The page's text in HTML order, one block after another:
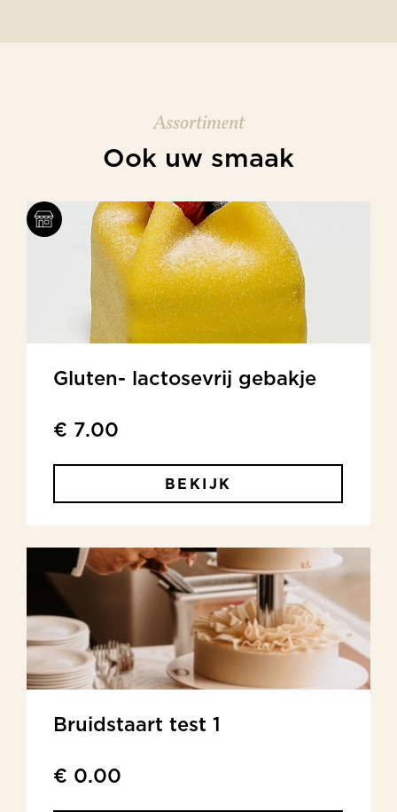
Assortiment
Ook uw smaak
Gluten- lactosevrij gebakje
€ 7.00
BEKIJK
Bruidstaart test 1
€ 0.00